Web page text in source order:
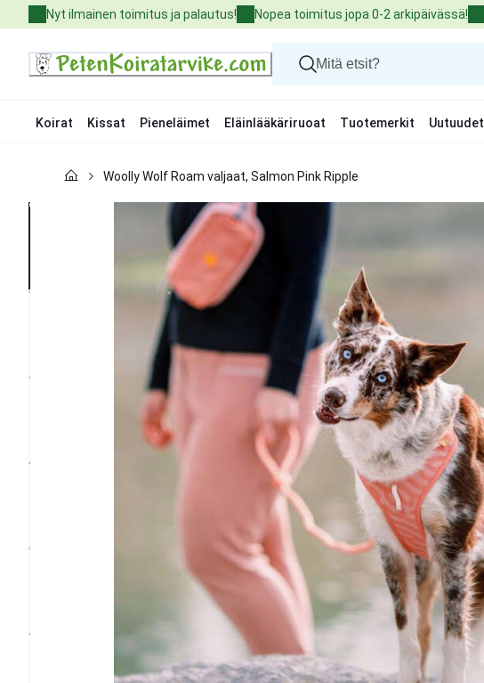
to
Nyt ilmainen toimitus ja palautus! Nopea toimitus jopa 0-2 arkipäivässä!
Koirat Kissat Pieneläimet Eläinlääkäriruoat Tuotemerkit Uutuudet
Kissat
Woolly Wolf Roam valjaat, Salmon Pink Ripple